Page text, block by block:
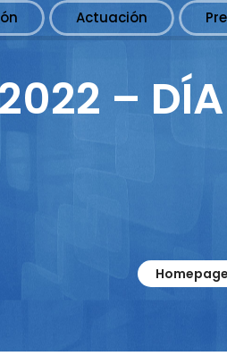
Actuación
– DÍA
Homepage